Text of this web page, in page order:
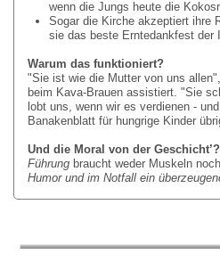
wenn die Jungs heute die
Sogar die Kirche akzeptiert ihre
sie das beste Erntedankfest der
Warum das funktioniert?
"Sie ist wie die Mutter von uns
beim Kava-Brauen assistiert. "Sie
lobt uns, wenn wir es verdienen -
Banakenblatt für hungrige Kinder
Und die Moral von der Geschicht’?
Führung braucht weder Muskeln
Humor und im Notfall ein ü